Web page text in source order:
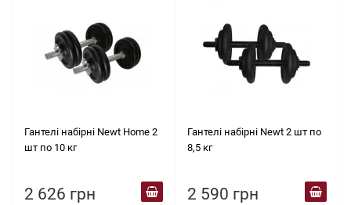
Гантелі набірні Newt Home 2
шт по 10 кг
2 626 грн
Гантелі набірні Newt 2 шт по
8,5 кг
2 590 грн